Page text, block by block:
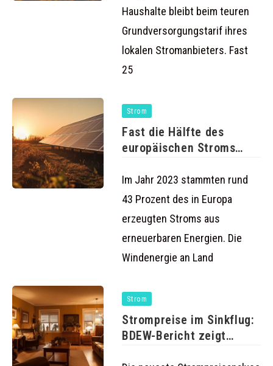
Haushalte bleibt beim teuren
Grundversorgungstarif ihres
lokalen Stromanbieters. Fast
25
Strom
Fast die Hälfte des
europäischen Stroms
Im Jahr 2023 stammten rund
43 Prozent des in Europa
erzeugten Stroms aus
erneuerbaren Energien. Die
Windenergie an Land
Strom
Strompreise im Sinkflug:
BDEW-Bericht zeigt